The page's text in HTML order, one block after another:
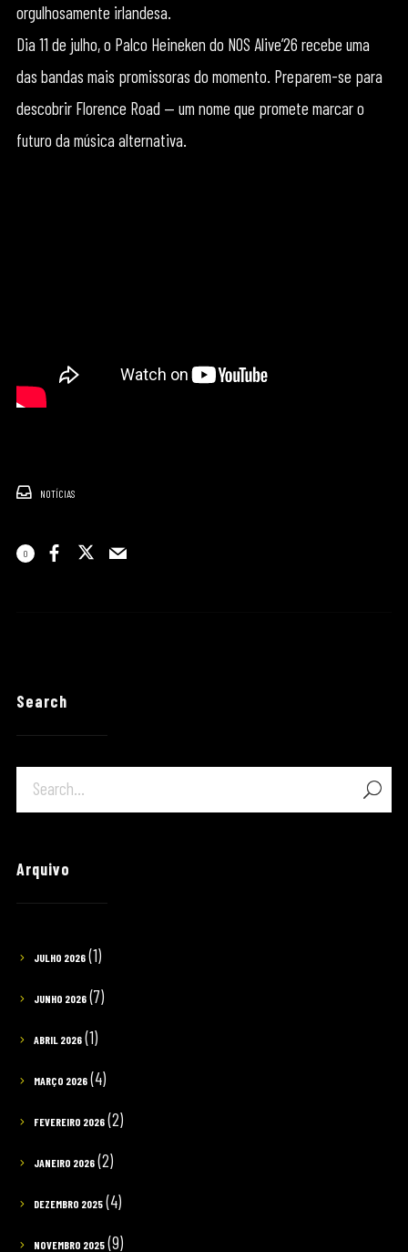
orgulhosamente irlandesa.
Dia 11 de julho, o Palco Heineken do NOS Alive’26 recebe uma
das bandas mais promissoras do momento. Preparem-se para
descobrir Florence Road — um nome que promete marcar o
futuro da música alternativa.
NOTÍCIAS
0
Search
Arquivo
JULHO 2026(1)
JUNHO 2026(7)
ABRIL 2026(1)
MARÇO 2026(4)
FEVEREIRO 2026(2)
JANEIRO 2026(2)
DEZEMBRO 2025(4)
NOVEMBRO 2025(9)